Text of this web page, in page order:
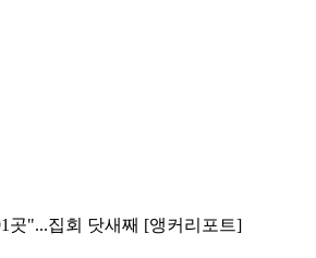
곳"...집회 닷새째 [앵커리포트]